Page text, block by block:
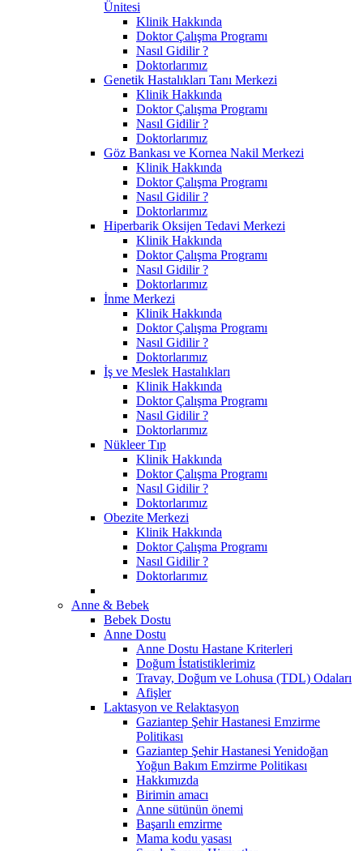
Ünitesi
Klinik Hakkında
Doktor Çalışma Programı
Nasıl Gidilir ?
Doktorlarımız
Genetik Hastalıkları Tanı Merkezi
Klinik Hakkında
Doktor Çalışma Programı
Nasıl Gidilir ?
Doktorlarımız
Göz Bankası ve Kornea Nakil Merkezi
Klinik Hakkında
Doktor Çalışma Programı
Nasıl Gidilir ?
Doktorlarımız
Hiperbarik Oksijen Tedavi Merkezi
Klinik Hakkında
Doktor Çalışma Programı
Nasıl Gidilir ?
Doktorlarımız
İnme Merkezi
Klinik Hakkında
Doktor Çalışma Programı
Nasıl Gidilir ?
Doktorlarımız
İş ve Meslek Hastalıkları
Klinik Hakkında
Doktor Çalışma Programı
Nasıl Gidilir ?
Doktorlarımız
Nükleer Tıp
Klinik Hakkında
Doktor Çalışma Programı
Nasıl Gidilir ?
Doktorlarımız
Obezite Merkezi
Klinik Hakkında
Doktor Çalışma Programı
Nasıl Gidilir ?
Doktorlarımız
Anne & Bebek
Bebek Dostu
Anne Dostu
Anne Dostu Hastane Kriterleri
Doğum İstatistiklerimiz
Travay, Doğum ve Lohusa (TDL) Odaları
Afişler
Laktasyon ve Relaktasyon
Gaziantep Şehir Hastanesi Emzirme
Politikası
Gaziantep Şehir Hastanesi Yenidoğan
Yoğun Bakım Emzirme Politikası
Hakkımızda
Birimin amacı
Anne sütünün önemi
Başarılı emzirme
Mama kodu yasası